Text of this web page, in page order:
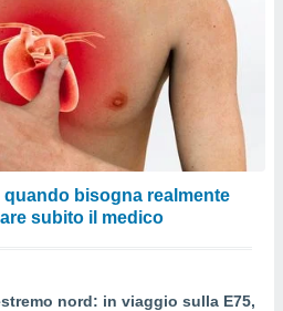
bisogna realmente
subito il medico
nord: in viaggio sulla E75,